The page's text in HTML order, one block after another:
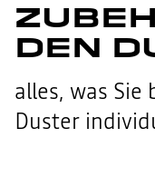
DEN
alles, was Sie
Duster